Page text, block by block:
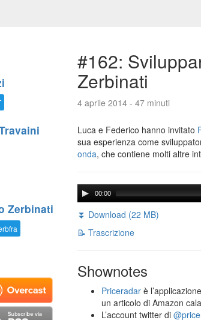
Zerbinati
#162:
Zerbinati
4 aprile 2014 - 47 minuti
Luca e Federico hanno invitato
sua esperienza come
onda, che contiene molti altre
00:00
⏬ Download (22 MB)
📝 Trascrizione
Shownotes
Priceradar è
un articolo di Amazon
L’account twitter di